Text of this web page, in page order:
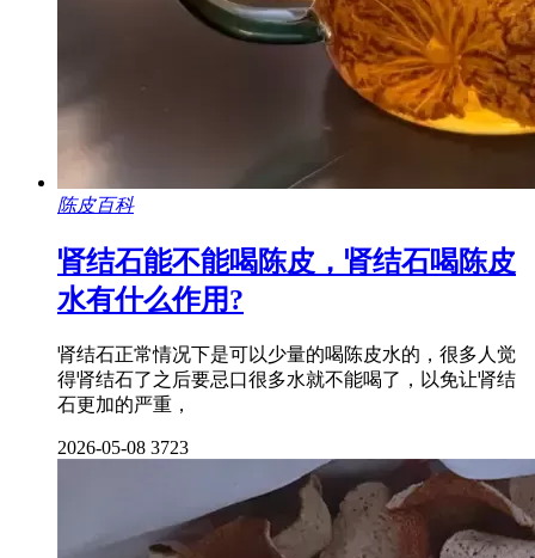
陈皮百科
肾结石能不能喝陈皮，肾结石喝陈皮
水有什么作用?
肾结石正常情况下是可以少量的喝陈皮水的，很多人觉
得肾结石了之后要忌口很多水就不能喝了，以免让肾结
石更加的严重，
2026-05-08 3723